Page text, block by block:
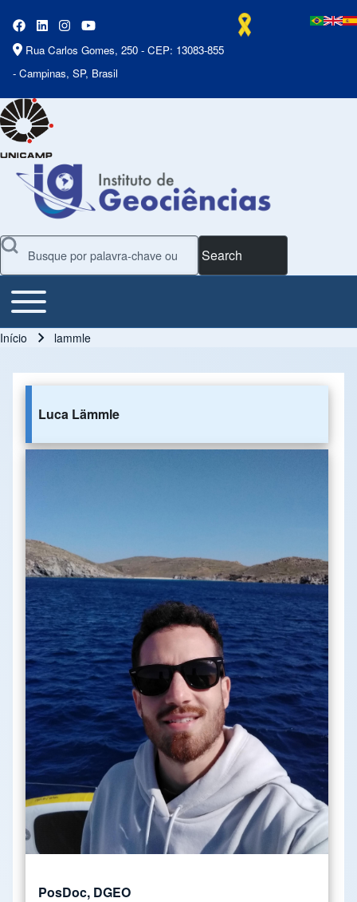
Rua Carlos Gomes, 250 - CEP: 13083-855
- Campinas, SP, Brasil
Search
Main Menu
Toggle main menu
Início lammle
Luca Lämmle
PosDoc, DGEO